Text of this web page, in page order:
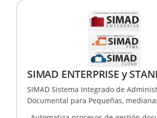
SIMAD ENTERPRISE y
SIMAD Sistema Integrado de
Documental para Pequeñas,